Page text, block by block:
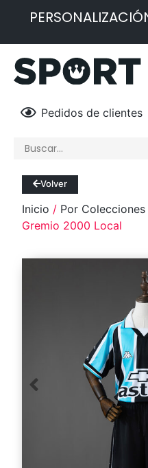
Pedidos de clientes
Volver
Inicio / Por Colecciones
Gremio 2000 Local